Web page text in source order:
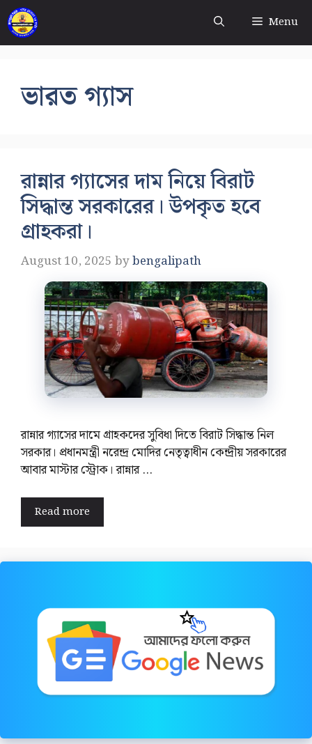
Skip
to
content
Menu
ভারত গ্যাস
রান্নার গ্যাসের দাম নিয়ে বিরাট
সিদ্ধান্ত সরকারের। উপকৃত হবে
গ্রাহকরা।
August 10, 2025 bybengalipath
রান্নার গ্যাসের দামে গ্রাহকদের সুবিধা দিতে বিরাট সিদ্ধান্ত নিল
সরকার। প্রধানমন্ত্রী নরেন্দ্র মোদির নেতৃত্বাধীন কেন্দ্রীয় সরকারের
আবার মাস্টার স্ট্রোক। রান্নার …
Read more